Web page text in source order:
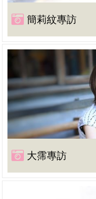
簡莉紋專訪
大霈專訪